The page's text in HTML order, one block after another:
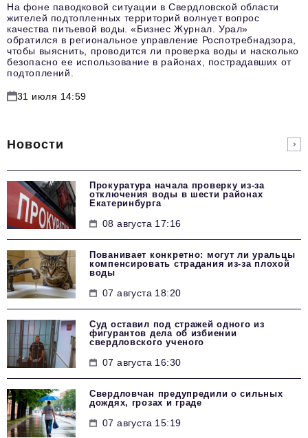
На фоне паводковой ситуации в Свердловской области
жителей подтопленных территорий волнует вопрос
качества питьевой воды. «Бизнес Журнал. Урал»
обратился в региональное управление Роспотребнадзора,
чтобы выяснить, проводится ли проверка воды и насколько
безопасно ее использование в районах, пострадавших от
подтоплений.
31 июля 14:59
Новости
Прокуратура начала проверку из-за
отключения воды в шести районах
Екатеринбурга
08 августа 17:16
Пованивает конкретно: могут ли уральцы
компенсировать страдания из-за плохой
воды
07 августа 18:20
Суд оставил под стражей одного из
фигурантов дела об избиении
свердловского ученого
07 августа 16:30
Свердловчан предупредили о сильных
дождях, грозах и граде
07 августа 15:19